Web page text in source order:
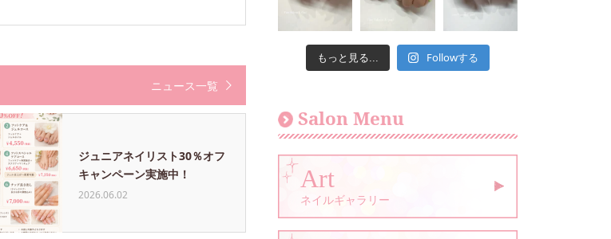
ニュース一覧
ジュニアネイリスト30％オフ
キャンペーン実施中！
2026.06.02
もっと見る... Followする
Salon Menu
Art
ネイルギャラリー